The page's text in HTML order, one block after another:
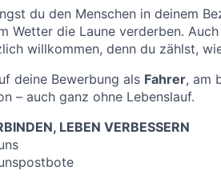
du den Menschen in deinem
Wetter die Laune verderben. Auch
willkommen, denn du zählst,
deine Bewerbung als Fahrer, am
– auch ganz ohne Lebenslauf.
LEBEN VERBESSERN